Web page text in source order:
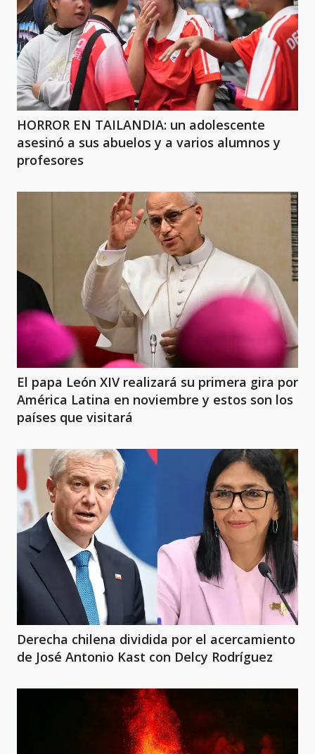
HORROR EN TAILANDIA: un adolescente
asesinó a sus abuelos y a varios alumnos y
profesores
El papa León XIV realizará su primera gira por
América Latina en noviembre y estos son los
países que visitará
Derecha chilena dividida por el acercamiento
de José Antonio Kast con Delcy Rodríguez